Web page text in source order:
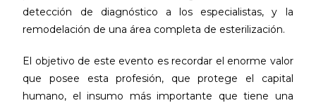
detección de diagnóstico a los especialistas, y la
remodelación de una área completa de esterilización.
El objetivo de este evento es recordar el enorme valor
que posee esta profesión, que protege el capital
humano, el insumo más importante que tiene una